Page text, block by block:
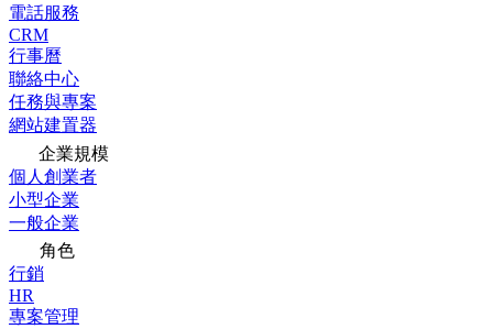
電話服務
CRM
行事曆
聯絡中心
任務與專案
網站建置器
企業規模
個人創業者
小型企業
一般企業
角色
行銷
HR
專案管理